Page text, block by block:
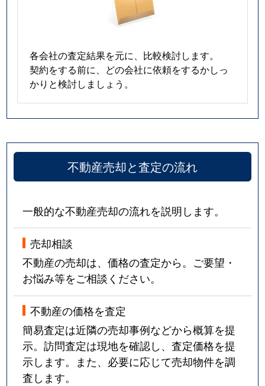
各会社の査定結果を元に、比較検討します。
契約をする前に、どの会社に依頼をするかしっ
かりと検討しましょう。
不動産売却と査定の流れ
一般的な不動産売却の流れを説明します。
売却相談
不動産の売却は、価格の査定から。ご要望・
お悩み等をご相談ください。
不動産の価格を査定
簡易査定は近隣の売却事例などから概算を提
示。訪問査定は現地を確認し、査定価格を提
示します。また、必要に応じて売却物件を調
査します。